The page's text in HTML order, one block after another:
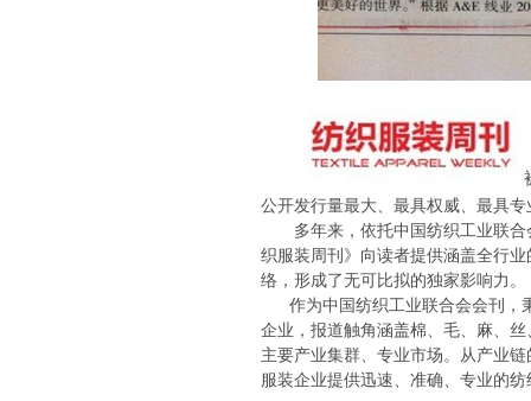
公开发行量最大、最具权威、最具
多年来，依托中国纺织工业联
织服装周刊》向读者提供涵盖全行
络，形成了无可比拟的独家影响力。
作为中国纺织工业联合会会刊，
企业，报道触角涵盖棉、毛、麻、
主要产业集群、专业市场。从产业
服装企业提供迅速、准确、专业的